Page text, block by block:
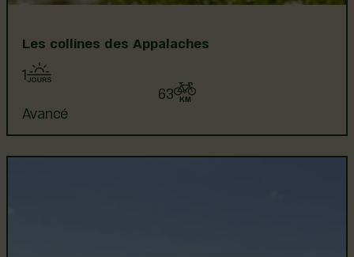
Les collines des Appalaches
1
63
Avancé